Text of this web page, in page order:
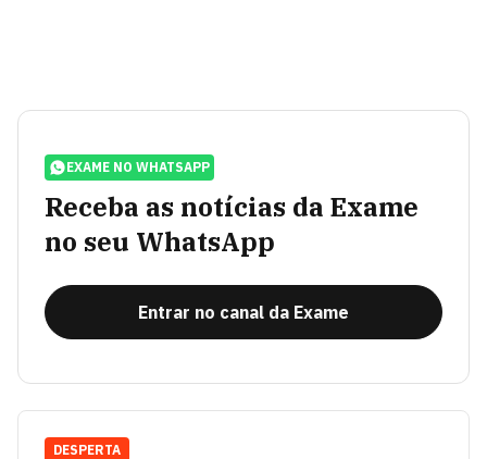
EXAME NO WHATSAPP
Receba as notícias da Exame
no seu WhatsApp
Entrar no canal da Exame
DESPERTA